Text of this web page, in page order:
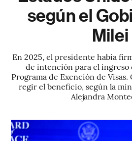
según el
Milei
En 2025, el presidente había
de intención para el ingreso
Programa de Exención de
regir el beneficio, según la
Alejandra